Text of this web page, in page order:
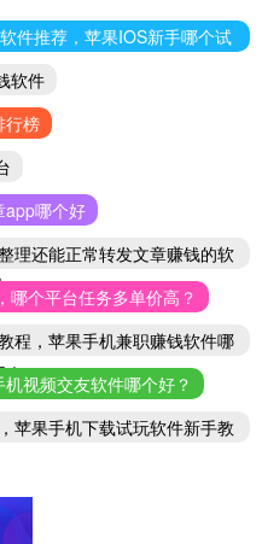
件推荐，苹果IOS新手哪个试
件好
软件
行榜
app哪个好
理还能正常转发文章赚钱的软
哪个平台任务多单价高？
程，苹果手机兼职赚钱软件哪
！视频交友软件哪个好？
苹果手机下载试玩软件新手教